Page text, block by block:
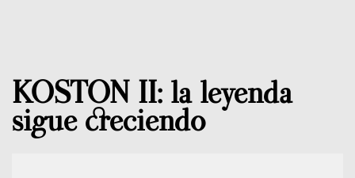
KOSTON II: la leyenda
sigue creciendo